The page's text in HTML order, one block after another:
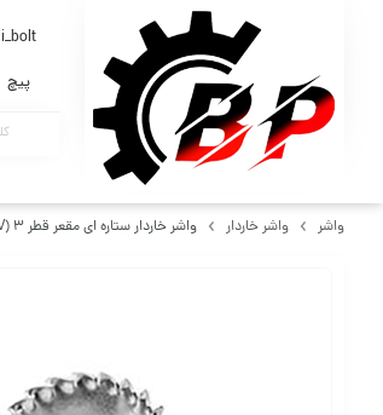
i_bolt
پیچ
واشر واشر خاردار واشر خاردار ستاره ای مقعر قطر 3 (din6798-V)